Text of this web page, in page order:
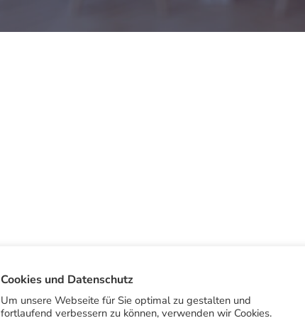
Cookies und Datenschutz
Um unsere Webseite für Sie optimal zu gestalten und
fortlaufend verbessern zu können, verwenden wir Cookies.